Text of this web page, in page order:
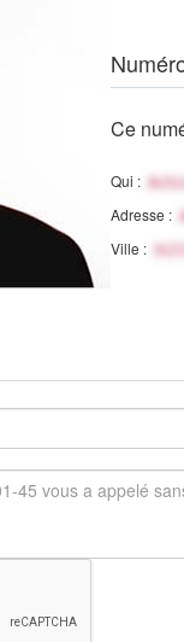
Ce
Qui :
Adresse :
Ville :